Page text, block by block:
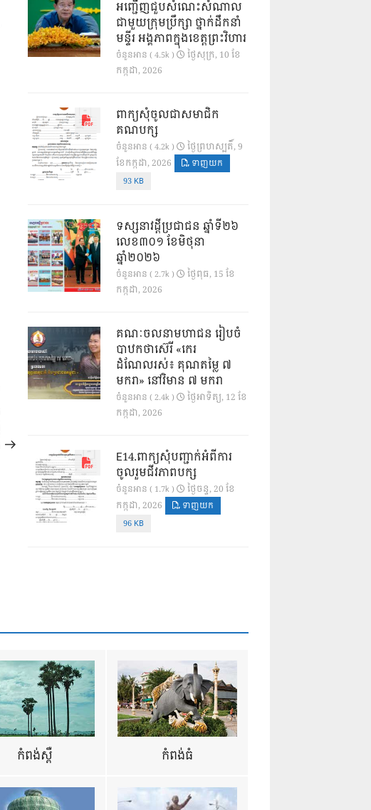
អត្ថបទ
អញ្ជើញជួបសំណេះសំណាល
ជាមួយក្រុមប្រឹក្សា ថ្នាក់ដឹកនាំ
មន្ទីរ អង្គភាពក្នុងខេត្តព្រះវិហារ
ចំនួនអាន ( 4.5k )
ថ្ងៃ​សុក្រ, 10 ខែ​
កក្កដា, 2026
ពាក្យសុំចូលជាសមាជិក
គណបក្ស
ចំនួនអាន ( 4.2k )
ថ្ងៃ​ព្រហស្បតិ៍, 9
ខែ​កក្កដា, 2026
ទាញយក
93 KB
ទស្សនាវដ្ដីប្រជាជន ឆ្នាំទី២៦
លេខ៣០១ ខែមិថុនា
ឆ្នាំ២០២៦
ចំនួនអាន ( 2.7k )
ថ្ងៃ​ពុធ, 15 ខែ​
កក្កដា, 2026
គណៈចលនាមហាជន រៀបចំ
បាឋកថាស៊េរី «កេរ
ដំណែលរស់៖ គុណតម្លៃ ៧
មករា» នៅវិមាន ៧ មករា
ចំនួនអាន ( 2.4k )
ថ្ងៃ​អាទិត្យ, 12 ខែ​
កក្កដា, 2026
E14.ពាក្យសុំបញ្ជាក់អំពីការ
ចូលរួមជីវភាពបក្ស
ចំនួនអាន ( 1.7k )
ថ្ងៃ​ចន្ទ, 20 ខែ​
កក្កដា, 2026
ទាញយក
96 KB
កំពង់ស្ពឺ កំពង់ធំ